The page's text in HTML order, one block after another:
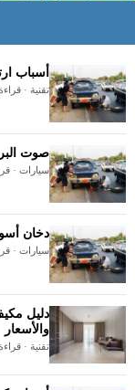
أسباب
تقنية · قراءة 3
صوت
سيارات · قراءة 3
دخان
سيارات · قراءة 2
دليل
والأسعار
تقنية · قراءة 2